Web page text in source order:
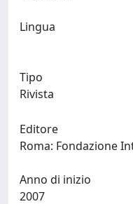
Lingua
Tipo
Rivista
Editore
Anno di inizio